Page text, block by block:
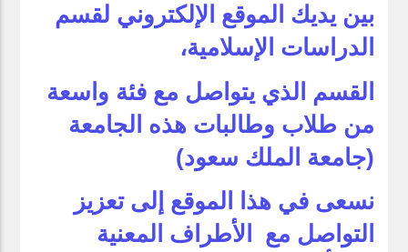
بين يديك الموقع الإلكتروني لقسم
الدراسات الإسلامية،
القسم الذي يتواصل مع فئة واسعة
من طلاب وطالبات هذه الجامعة
(جامعة الملك سعود)
نسعى في هذا الموقع إلى تعزيز
التواصل مع الأطراف المعنية